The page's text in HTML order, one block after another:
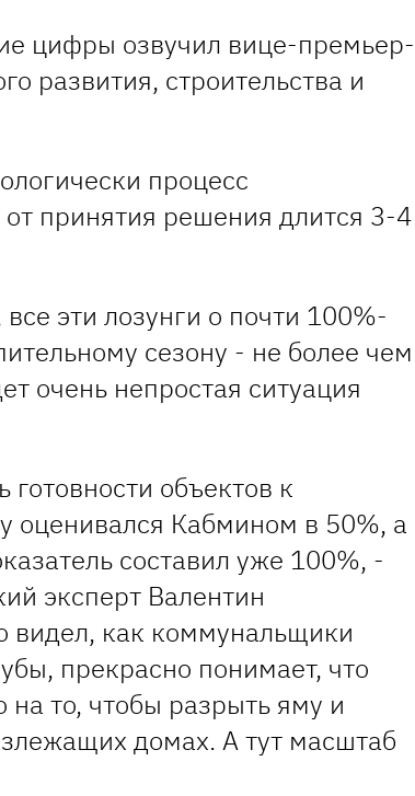
цифры озвучил вице-премьер-
развития, строительства и
процесс
принятия решения длится 3-4
эти лозунги о почти 100%-
сезону - не более чем
очень непростая ситуация
объектов к
оценивался Кабмином в 50%, а
составил уже 100%, -
эксперт Валентин
видел, как коммунальщики
прекрасно понимает, что
на то, чтобы разрыть яму и
домах. А тут масштаб